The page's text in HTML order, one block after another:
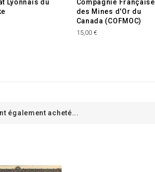
Lyonnais du
Compagnie Française
des Mines d'Or du
Canada (COFMOC)
15,00 €
également acheté...